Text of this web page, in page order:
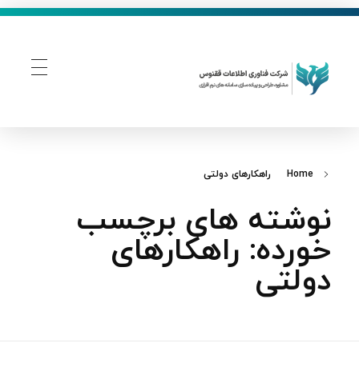
Home راهکارهای دولتی
نوشته های برچسب
خورده: راهکارهای
دولتی